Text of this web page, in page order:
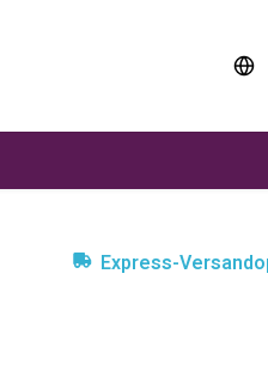
Express-